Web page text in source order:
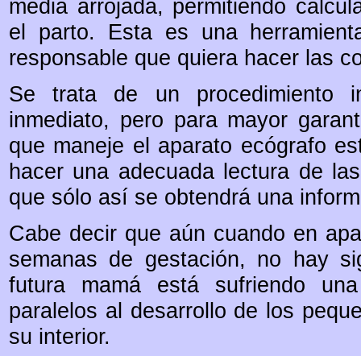
media arrojada, permitiendo
el parto. Esta es una
responsable que quiera hacer las
Se trata de un procedimiento
inmediato, pero para mayor
que maneje el aparato ecógrafo
hacer una adecuada lectura de
que sólo así se obtendrá una
Cabe decir que aún cuando en
semanas de gestación, no hay
futura mamá está sufriendo
paralelos al desarrollo de los
su interior.